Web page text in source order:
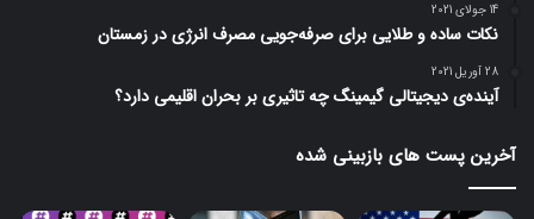
14 جولای 2021
نکات ساده و طلایی برای صرفه‌جویی مصرف انرژی در زمستان
28 آوریل 2021
آینده‌ی دیجیتالی گیمینگ چه تاثیری بر بحران اقلیمی دارد؟
آخرین پست های بازبینی شده